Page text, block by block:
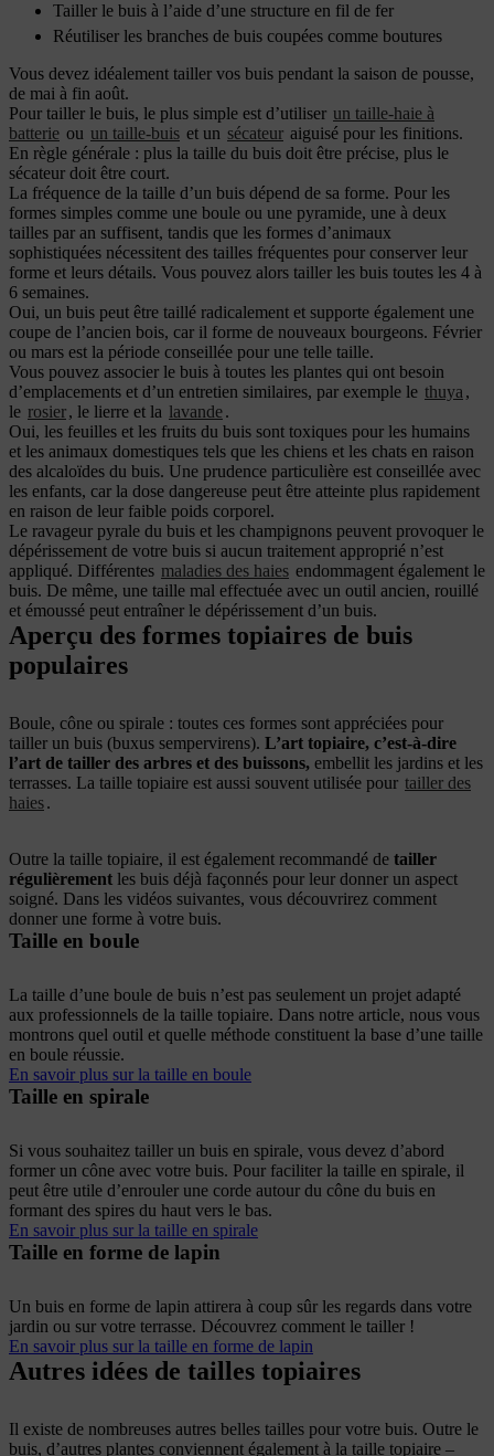
Tailler le buis à l’aide d’une structure en fil de fer
Réutiliser les branches de buis coupées comme boutures
Vous devez idéalement tailler vos buis pendant la saison de pousse,
de mai à fin août.
Pour tailler le buis, le plus simple est d’utiliser un taille-haie à
batterie ou un taille-buis et un sécateur aiguisé pour les finitions.
En règle générale : plus la taille du buis doit être précise, plus le
sécateur doit être court.
La fréquence de la taille d’un buis dépend de sa forme. Pour les
formes simples comme une boule ou une pyramide, une à deux
tailles par an suffisent, tandis que les formes d’animaux
sophistiquées nécessitent des tailles fréquentes pour conserver leur
forme et leurs détails. Vous pouvez alors tailler les buis toutes les 4 à
6 semaines.
Oui, un buis peut être taillé radicalement et supporte également une
coupe de l’ancien bois, car il forme de nouveaux bourgeons. Février
ou mars est la période conseillée pour une telle taille.
Vous pouvez associer le buis à toutes les plantes qui ont besoin
d’emplacements et d’un entretien similaires, par exemple le thuya ,
le rosier, le lierre et la lavande.
Oui, les feuilles et les fruits du buis sont toxiques pour les humains
et les animaux domestiques tels que les chiens et les chats en raison
des alcaloïdes du buis. Une prudence particulière est conseillée avec
les enfants, car la dose dangereuse peut être atteinte plus rapidement
en raison de leur faible poids corporel.
Le ravageur pyrale du buis et les champignons peuvent provoquer le
dépérissement de votre buis si aucun traitement approprié n’est
appliqué. Différentes maladies des haies endommagent également le
buis. De même, une taille mal effectuée avec un outil ancien, rouillé
et émoussé peut entraîner le dépérissement d’un buis.
Aperçu des formes topiaires de buis
populaires
Boule, cône ou spirale : toutes ces formes sont appréciées pour
tailler un buis (buxus sempervirens). L’art topiaire, c’est-à-dire
l’art de tailler des arbres et des buissons, embellit les jardins et les
terrasses. La taille topiaire est aussi souvent utilisée pour tailler des
haies.
Outre la taille topiaire, il est également recommandé de tailler
régulièrement les buis déjà façonnés pour leur donner un aspect
soigné. Dans les vidéos suivantes, vous découvrirez comment
donner une forme à votre buis.
Taille en boule
La taille d’une boule de buis n’est pas seulement un projet adapté
aux professionnels de la taille topiaire. Dans notre article, nous vous
montrons quel outil et quelle méthode constituent la base d’une taille
en boule réussie.
En savoir plus sur la taille en boule
Taille en spirale
Si vous souhaitez tailler un buis en spirale, vous devez d’abord
former un cône avec votre buis. Pour faciliter la taille en spirale, il
peut être utile d’enrouler une corde autour du cône du buis en
formant des spires du haut vers le bas.
En savoir plus sur la taille en spirale
Taille en forme de lapin
Un buis en forme de lapin attirera à coup sûr les regards dans votre
jardin ou sur votre terrasse. Découvrez comment le tailler !
En savoir plus sur la taille en forme de lapin
Autres idées de tailles topiaires
Il existe de nombreuses autres belles tailles pour votre buis. Outre le
buis, d’autres plantes conviennent également à la taille topiaire –